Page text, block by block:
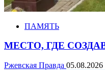
ПАМЯТЬ
МЕСТО, ГДЕ
Ржевская Правда 05.08.2026